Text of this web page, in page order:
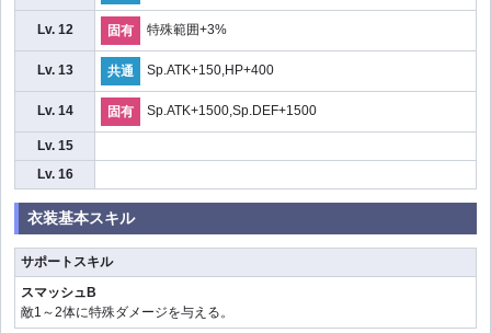
Lv. 12 固有 特殊範囲+3%
Lv. 13 共通 Sp.ATK+150,HP+400
Lv. 14 固有 Sp.ATK+1500,Sp.DEF+1500
Lv. 15
Lv. 16
衣装基本スキル
サポートスキル
スマッシュB
敵1～2体に特殊ダメージを与える。